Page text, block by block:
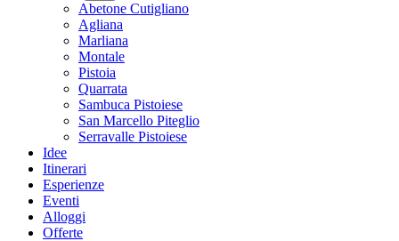
Abetone Cutigliano
Agliana
Marliana
Montale
Pistoia
Quarrata
Sambuca Pistoiese
San Marcello Piteglio
Serravalle Pistoiese
Idee
Itinerari
Esperienze
Eventi
Alloggi
Offerte